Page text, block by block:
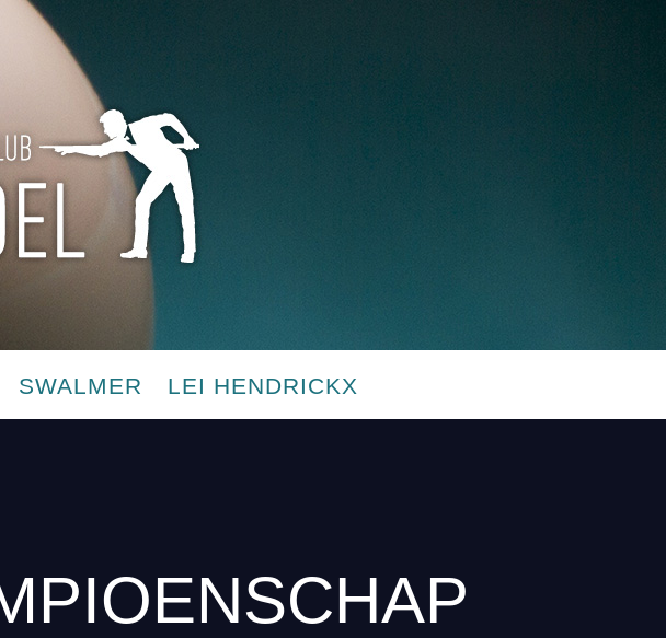
SWALMER
LEI HENDRICKX